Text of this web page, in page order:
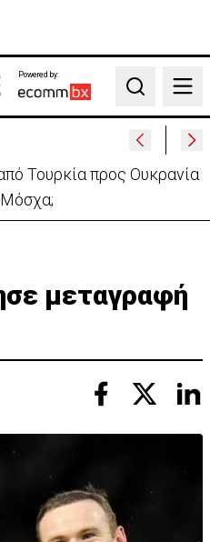
Powered by:
Search
Τουρκία προς Ουκρανία
Μόσχα;
μεταγραφή